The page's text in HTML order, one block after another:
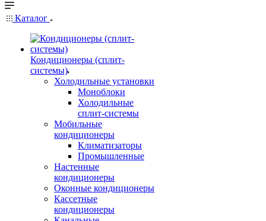
Каталог
Кондиционеры (сплит-
системы)
Холодильные установки
Моноблоки
Холодильные
сплит-системы
Мобильные
кондиционеры
Климатизаторы
Промышленные
Настенные
кондиционеры
Оконные кондиционеры
Кассетные
кондиционеры